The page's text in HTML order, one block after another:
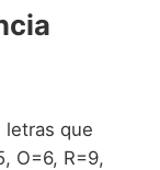
letras que
O=6, R=9,